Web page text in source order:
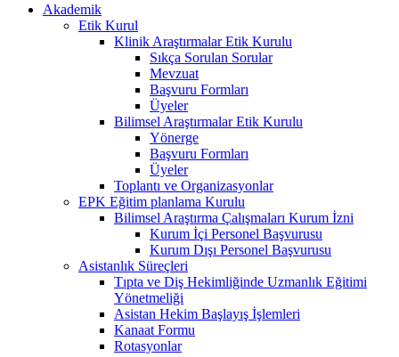
Akademik
Etik Kurul
Klinik Araştırmalar Etik Kurulu
Sıkça Sorulan Sorular
Mevzuat
Başvuru Formları
Üyeler
Bilimsel Araştırmalar Etik Kurulu
Yönerge
Başvuru Formları
Üyeler
Toplantı ve Organizasyonlar
EPK Eğitim planlama Kurulu
Bilimsel Araştırma Çalışmaları Kurum İzni
Kurum İçi Personel Başvurusu
Kurum Dışı Personel Başvurusu
Asistanlık Süreçleri
Tıpta ve Diş Hekimliğinde Uzmanlık Eğitimi
Yönetmeliği
Asistan Hekim Başlayış İşlemleri
Kanaat Formu
Rotasyonlar